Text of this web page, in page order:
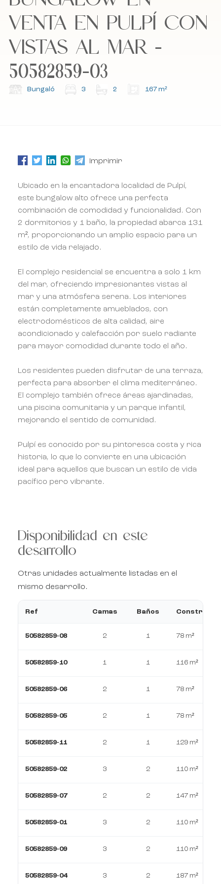
Acepto la política de cookies, la política de
privacidad y los términos y condiciones.
Suscríbete a nuestro boletín.
Acepto la política de cookies, la política de
privacidad y los términos y condiciones.
Suscríbete a nuestro boletín.
VENTA EN PULPÍ CON
VISTAS AL MAR -
50582859-03
Bungaló 3 2 167 m²
Imprimir
Ubicado en la encantadora localidad de Pulpí,
este bungalow alto ofrece una perfecta
combinación de comodidad y funcionalidad. Con
2 dormitorios y 1 baño, la propiedad abarca 131
m², proporcionando un amplio espacio para un
estilo de vida relajado.
El complejo residencial se encuentra a solo 1 km
del mar, ofreciendo impresionantes vistas al
mar y una atmósfera serena. Los interiores
están completamente amueblados, con
electrodomésticos de alta calidad, aire
acondicionado y calefacción por suelo radiante
para mayor comodidad durante todo el año.
Los residentes pueden disfrutar de una terraza,
perfecta para absorber el clima mediterráneo.
El complejo también ofrece áreas ajardinadas,
una piscina comunitaria y un parque infantil,
mejorando el sentido de comunidad.
Pulpí es conocido por su pintoresca costa y rica
historia, lo que lo convierte en una ubicación
ideal para aquellos que buscan un estilo de vida
pacífico pero vibrante.
Disponibilidad en este
desarrollo
Otras unidades actualmente listadas en el
mismo desarrollo.
Ref Camas Baños
50582859-08 2 1 78 m²
50582859-10 1 1 116 m²
50582859-06 2 1 78 m²
50582859-05 2 1 78 m²
50582859-11 2 1 129 m²
50582859-02 3 2 110 m²
50582859-07 2 2 147 m²
50582859-01 3 2 110 m²
50582859-09 3 2 110 m²
50582859-04 3 2 187 m²